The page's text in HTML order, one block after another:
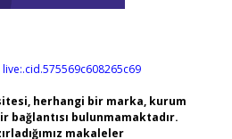
live:.cid.575569c608265c69
herhangi bir marka, kurum
bağlantısı bulunmamaktadır.
makaleler